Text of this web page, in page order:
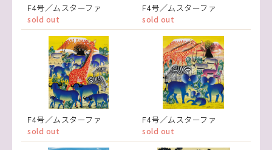
F4号／ムスターファ
sold out
F4号／ムスターファ
sold out
F4号／ムスターファ
sold out
F4号／ムスターファ
sold out